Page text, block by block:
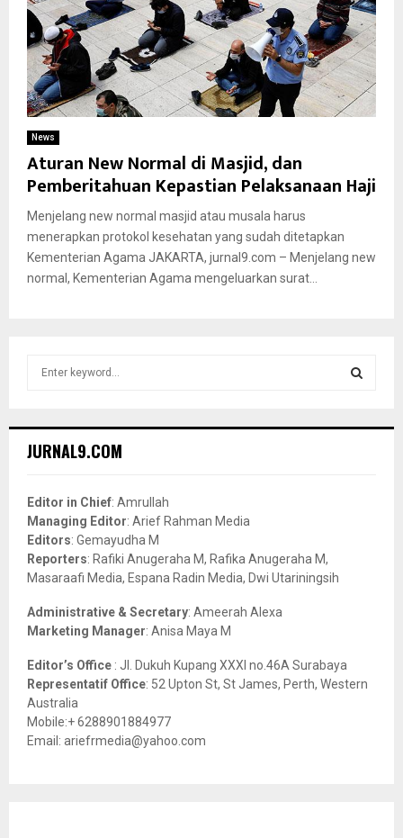
News
Aturan New Normal di Masjid, dan
Pemberitahuan Kepastian Pelaksanaan Haji
Menjelang new normal masjid atau musala harus
menerapkan protokol kesehatan yang sudah ditetapkan
Kementerian Agama JAKARTA, jurnal9.com – Menjelang new
normal, Kementerian Agama mengeluarkan surat...
h
o
r
:
JURNAL9.COM
Editor in Chief: Amrullah
Managing Editor: Arief Rahman Media
Editors: Gemayudha M
Reporters: Rafiki Anugeraha M, Rafika Anugeraha M,
Masaraafi Media, Espana Radin Media, Dwi Utariningsih
Administrative & Secretary: Ameerah Alexa
Marketing Manager: Anisa Maya M
Editor’s Office : Jl. Dukuh Kupang XXXI no.46A Surabaya
Representatif Office: 52 Upton St, St James, Perth, Western
Australia
Mobile:+ 6288901884977
Email: ariefrmedia@yahoo.com